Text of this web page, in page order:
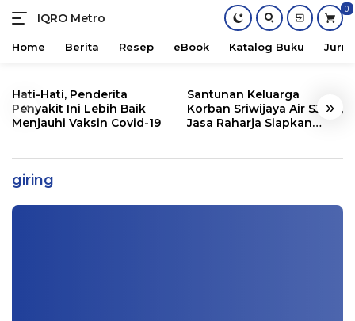
content
IQRO Metro
Lets
Bright
0
Home Berita Resep eBook Katalog Buku
« »
Hati-Hati, Penderita
Penyakit Ini Lebih Baik
Menjauhi Vaksin Covid-19
Santunan Keluarga
Korban Sriwijaya Air SJ182,
Jasa Raharja Siapkan
giring
Terinjak Gajah
Info Lampung